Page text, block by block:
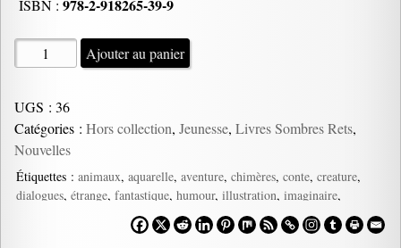
ISBN : 978-2-918265-39-9
quantité
de
des
Petites
Chimères,
Elie
Darco
Ajouter au panier
UGS : 36
Catégories : Hors collection, Jeunesse, Livres Sombres Rets,
Nouvelles
Étiquettes : animaux, aquarelle, aventure, chimères, conte, creature,
dialogues, étrange, fantastique, humour, illustration, imaginaire,
merveilleux, mignon monstre ,poétique,récits